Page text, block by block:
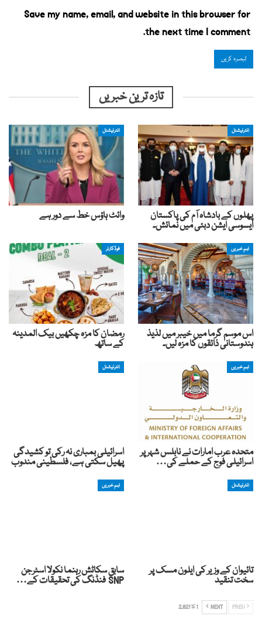
Save my name, email, and website in this browser for
the next time I comment.
تازہ ترین خبریں
انٹرنیشنل
پھلوں کے بادشاہ آم کی پاکستان
ایسوسی ایشن دبئی میں نمائش۔
انٹرنیشنل
وائٹ ہاؤس خط سے دور ہے
اہم خبریں
اس موسم گرما میں خیبر میں لذیذ
ہندوستانی ذائقوں کا مزہ لیں۔
فوڈکارنر
رمضان کا مزہ چکھیں بیک المدینہ
کے ساتھ
اہم خبریں
متحدہ عرب امارات نے نابلس شہر پر
اسرائیلی فوج کے حملے کی…
انٹرنیشنل
اسرائیلی بمباری نہ رکی تو کشیدگی
پھیل سکتی ہے، فلسطینی مندوب
انٹرنیشنل
تائیوان کے وزیر کی ایلون مسک پر
سخت تنقید
اہم خبریں
سابق سکاٹش رہنما نکولا اسٹرجن
SNP فنڈنگ ​​کی تحقیقات کے…
NEXT 1 کا 2,821